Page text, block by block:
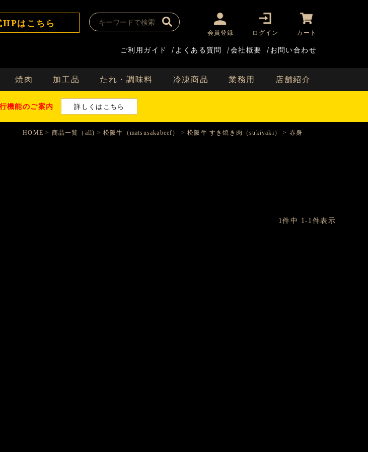
HPはこちら
会員登録 ログイン カート
ご利用ガイド / よくある質問 /会社概要 / お問い合わせ
焼肉 加工品 たれ・調味料 冷凍商品 業務用 店舗紹介
機能のご案内 詳しくはこちら
HOME 商品一覧（all) 松阪牛（matsusakabeef） 松阪牛 すき焼き肉（sukiyaki） 赤身
1件中 1-1 件表示